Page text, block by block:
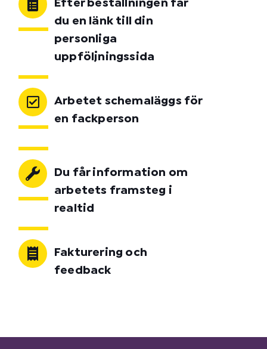
Efter beställningen får
du en länk till din
personliga
uppföljningssida
Arbetet schemaläggs för
en fackperson
Du får information om
arbetets framsteg i
realtid
Fakturering och
feedback